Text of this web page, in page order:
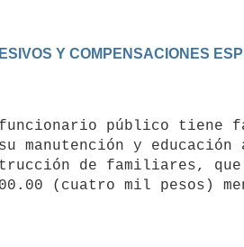
Y COMPENSACIONES
manutención y
de familiares, que
(cuatro mil pesos)